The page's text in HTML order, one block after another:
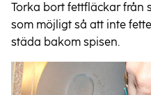
Torka bort fettfläckar från
som möjligt så att inte
städa bakom spisen.